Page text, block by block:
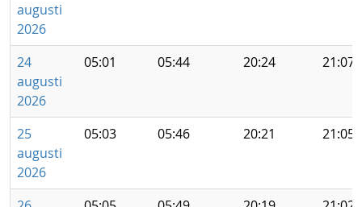
augusti
2026
24
augusti
2026
05:01 05:44 20:24 21:07
25
augusti
2026
05:03 05:46 20:21 21:05